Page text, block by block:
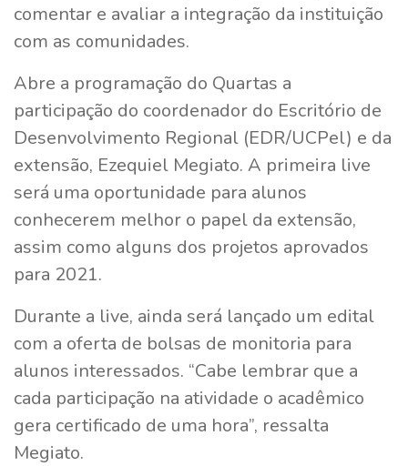
comentar e avaliar a integração da instituição
com as comunidades.
Abre a programação do Quartas a
participação do coordenador do Escritório de
Desenvolvimento Regional (EDR/UCPel) e da
extensão, Ezequiel Megiato. A primeira live
será uma oportunidade para alunos
conhecerem melhor o papel da extensão,
assim como alguns dos projetos aprovados
para 2021.
Durante a live, ainda será lançado um edital
com a oferta de bolsas de monitoria para
alunos interessados. “Cabe lembrar que a
cada participação na atividade o acadêmico
gera certificado de uma hora”, ressalta
Megiato.